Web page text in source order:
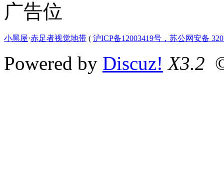
广告位
小黑屋⋅赤足者视觉地带 ( 沪ICP备12003419号，苏公网安备
Powered by Discuz! X3.2